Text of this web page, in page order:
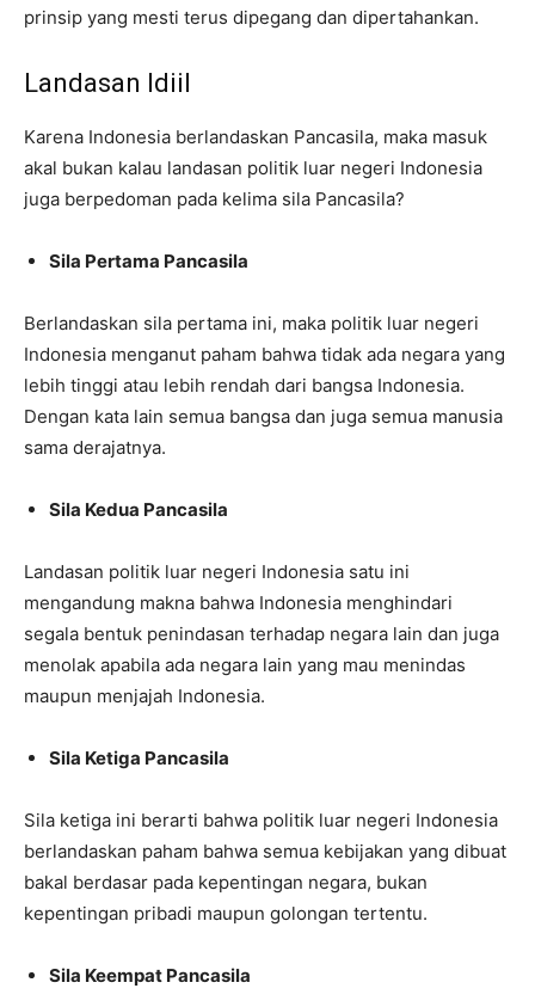
prinsip yang mesti terus dipegang dan dipertahankan.
Landasan Idiil
Karena Indonesia berlandaskan Pancasila, maka masuk
akal bukan kalau landasan politik luar negeri Indonesia
juga berpedoman pada kelima sila Pancasila?
Sila Pertama Pancasila
Berlandaskan sila pertama ini, maka politik luar negeri
Indonesia menganut paham bahwa tidak ada negara yang
lebih tinggi atau lebih rendah dari bangsa Indonesia.
Dengan kata lain semua bangsa dan juga semua manusia
sama derajatnya.
Sila Kedua Pancasila
Landasan politik luar negeri Indonesia satu ini
mengandung makna bahwa Indonesia menghindari
segala bentuk penindasan terhadap negara lain dan juga
menolak apabila ada negara lain yang mau menindas
maupun menjajah Indonesia.
Sila Ketiga Pancasila
Sila ketiga ini berarti bahwa politik luar negeri Indonesia
berlandaskan paham bahwa semua kebijakan yang dibuat
bakal berdasar pada kepentingan negara, bukan
kepentingan pribadi maupun golongan tertentu.
Sila Keempat Pancasila